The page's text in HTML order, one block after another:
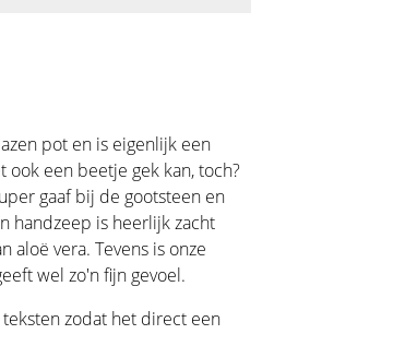
pot en is eigenlijk een
ook een beetje gek kan, toch?
gaaf bij de gootsteen en
handzeep is heerlijk zacht
aloë vera. Tevens is onze
wel zo'n fijn gevoel.
zodat het direct een